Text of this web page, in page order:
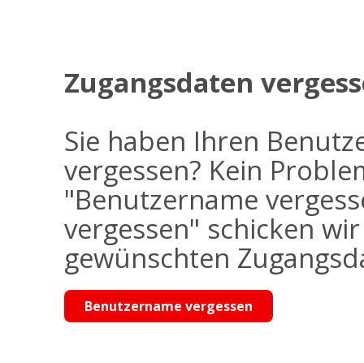
Zugangsdaten
Sie haben Ihren
vergessen? Kein
"Benutzername
vergessen" schicken
gewünschten
Benutzername vergessen